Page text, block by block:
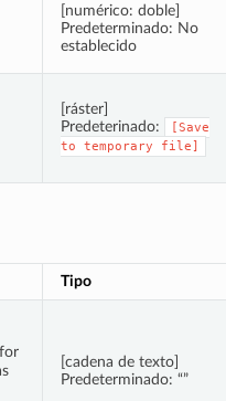
[numérico: doble]
Predeterminado: No
establecido
[ráster]
Predeterinado:
[Save
to
temporary file]
Tipo
[cadena de texto]
Predeterminado: “”